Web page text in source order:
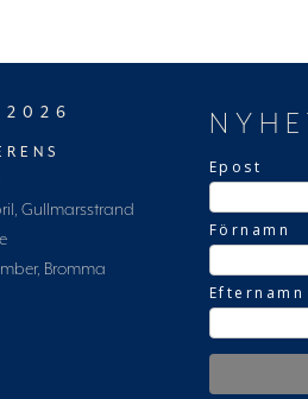
2026
Gullmarsstrand
Bromma
Epost
Förnamn
Efternamn